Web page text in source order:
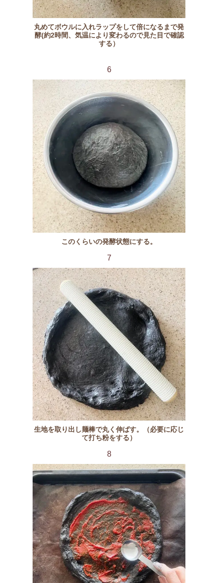
丸めてボウルに入れラップをして倍になるまで発
酵(約2時間、気温により変わるので見た目で確認
する）
6
このくらいの発酵状態にする。
7
生地を取り出し麺棒で丸く伸ばす。（必要に応じ
て打ち粉をする）
8